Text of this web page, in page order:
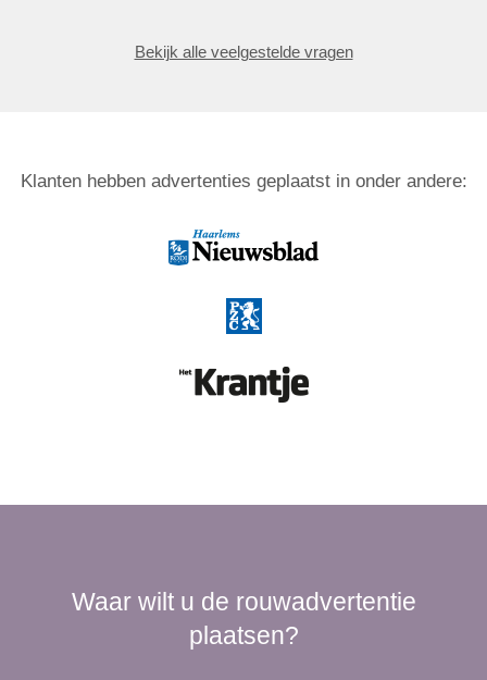
Bekijk alle veelgestelde vragen
Klanten hebben advertenties geplaatst in onder andere:
Waar wilt u de rouwadvertentie
plaatsen?